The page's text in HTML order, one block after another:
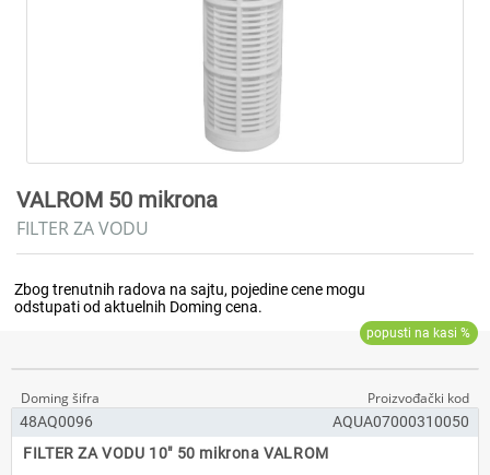
VALROM 50 mikrona
FILTER ZA VODU
48AQ0096
AQUA07000310050
FILTER ZA VODU 10" 50 mikrona VALROM